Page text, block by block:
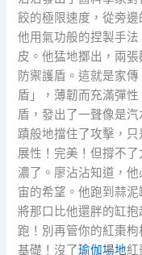
餃的極限速度，從旁
他用氣功般的捏製手
皮。他猛地擲出，兩
防禦護盾。這就是家
盾」，薄韌而充滿彈
盾，發出了一聲像是
蹟般地擋住了攻擊，
展性！完美！但撐不
濃了。廖沾沾知道，
宙的希望。他跑到蒜
將那口比他還胖的缸
跑！別再管你的紅棗
基礎！沒了瑜伽場地紅